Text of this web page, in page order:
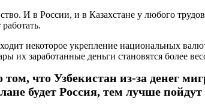
И в России, и в Казахстане у любого
некоторое укрепление национальных
их заработанные деньги становятся более
что Узбекистан из-за денег
будет Россия, тем лучше